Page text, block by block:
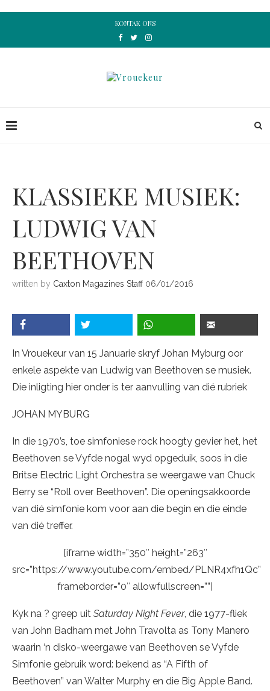
KONTAK ONS
KLASSIEKE MUSIEK:
LUDWIG VAN
BEETHOVEN
written by Caxton Magazines Staff 06/01/2016
In Vrouekeur van 15 Januarie skryf Johan Myburg oor
enkele aspekte van Ludwig van Beethoven se musiek.
Die inligting hier onder is ter aanvulling van dié rubriek
JOHAN MYBURG
In die 1970’s, toe simfoniese rock hoogty gevier het, het
Beethoven se Vyfde nogal wyd opgeduik, soos in die
Britse Electric Light Orchestra se weergawe van Chuck
Berry se “Roll over Beethoven”. Die openingsakkoorde
van dié simfonie kom voor aan die begin en die einde
van dié treffer.
[iframe width=”350″ height=”263″
src=”https://www.youtube.com/embed/PLNR4xfh1Qc”
frameborder=”0″ allowfullscreen=””]
Kyk na ? greep uit Saturday Night Fever, die 1977-fliek
van John Badham met John Travolta as Tony Manero
waarin ‘n disko-weergawe van Beethoven se Vyfde
Simfonie gebruik word: bekend as “A Fifth of
Beethoven” van Walter Murphy en die Big Apple Band.